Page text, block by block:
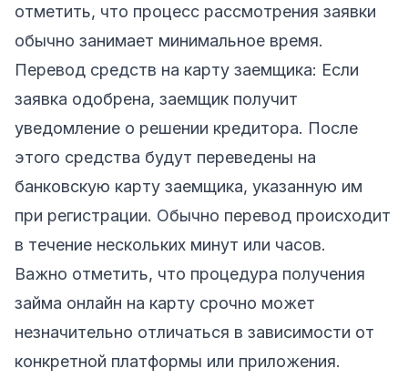
отметить, что процесс рассмотрения заявки
обычно занимает минимальное время.
Перевод средств на карту заемщика: Если
заявка одобрена, заемщик получит
уведомление о решении кредитора. После
этого средства будут переведены на
банковскую карту заемщика, указанную им
при регистрации. Обычно перевод происходит
в течение нескольких минут или часов.
Важно отметить, что процедура получения
займа онлайн на карту срочно может
незначительно отличаться в зависимости от
конкретной платформы или приложения.